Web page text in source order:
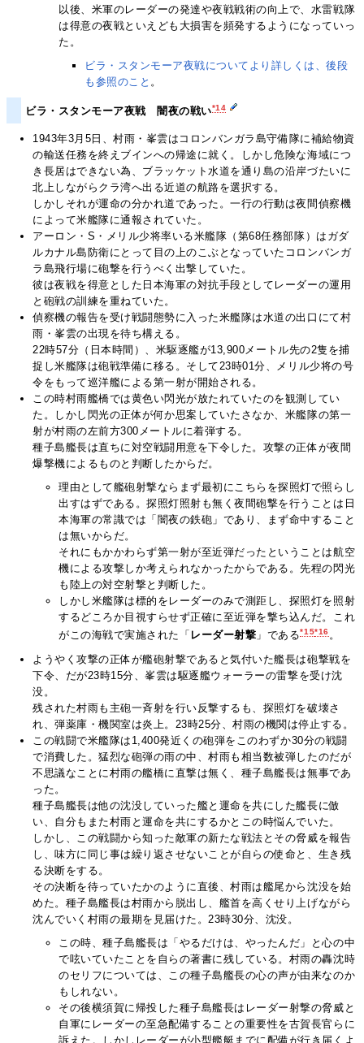
以後、米軍のレーダーの発達や夜戦戦術の向上で、水雷戦隊
は得意の夜戦といえども大損害を頻発するようになっていっ
た。
ビラ・スタンモーア夜戦についてより詳しくは、後段
も参照のこと 。
ビラ・スタンモーア夜戦 闇夜の戦い*14
1943年3月5日、村雨・峯雲はコロンバンガラ島守備隊に補給物資
の輸送任務を終えブインへの帰途に就く。しかし危険な海域につ
き長居はできない為、ブラッケット水道を通り島の沿岸づたいに
北上しながらクラ湾へ出る近道の航路を選択する。
しかしそれが運命の分かれ道であった。一行の行動は夜間偵察機
によって米艦隊に通報されていた。
アーロン・S・メリル少将率いる米艦隊（第68任務部隊）はガダ
ルカナル島防衛にとって目の上のこぶとなっていたコロンバンガ
ラ島飛行場に砲撃を行うべく出撃していた。
彼は夜戦を得意とした日本海軍の対抗手段としてレーダーの運用
と砲戦の訓練を重ねていた。
偵察機の報告を受け戦闘態勢に入った米艦隊は水道の出口にて村
雨・峯雲の出現を待ち構える。
22時57分（日本時間）、米駆逐艦が13,900メートル先の2隻を捕
捉し米艦隊は砲戦準備に移る。そして23時01分、メリル少将の号
令をもって巡洋艦による第一射が開始される。
この時村雨艦橋では黄色い閃光が放たれていたのを観測してい
た。しかし閃光の正体が何か思案していたさなか、米艦隊の第一
射が村雨の左前方300メートルに着弾する。
種子島艦長は直ちに対空戦闘用意を下令した。攻撃の正体が夜間
爆撃機によるものと判断したからだ。
理由として艦砲射撃ならまず最初にこちらを探照灯で照らし
出すはずである。探照灯照射も無く夜間砲撃を行うことは日
本海軍の常識では「闇夜の鉄砲」であり、まず命中すること
は無いからだ。
それにもかかわらず第一射が至近弾だったということは航空
機による攻撃しか考えられなかったからである。先程の閃光
も陸上の対空射撃と判断した。
しかし米艦隊は標的をレーダーのみで測距し、探照灯を照射
するどころか目視すらせず正確に至近弾を撃ち込んだ。これ
がこの海戦で実施された「 レーダー射撃 」である*15*16。
ようやく攻撃の正体が艦砲射撃であると気付いた艦長は砲撃戦を
下令、だが23時15分、峯雲は駆逐艦ウォーラーの雷撃を受け沈
没。
残された村雨も主砲一斉射を行い反撃するも、探照灯を破壊さ
れ、弾薬庫・機関室は炎上。23時25分、村雨の機関は停止する。
この戦闘で米艦隊は1,400発近くの砲弾をこのわずか30分の戦闘
で消費した。猛烈な砲弾の雨の中、村雨も相当数被弾したのだが
不思議なことに村雨の艦橋に直撃は無く、種子島艦長は無事であ
った。
種子島艦長は他の沈没していった艦と運命を共にした艦長に倣
い、自分もまた村雨と運命を共にするかとこの時悩んでいた。
しかし、この戦闘から知った敵軍の新たな戦法とその脅威を報告
し、味方に同じ事は繰り返させないことが自らの使命と、生き残
る決断をする。
その決断を待っていたかのように直後、村雨は艦尾から沈没を始
めた。種子島艦長は村雨から脱出し、艦首を高くせり上げながら
沈んでいく村雨の最期を見届けた。23時30分、沈没。
この時、種子島艦長は「やるだけは、やったんだ」と心の中
で呟いていたことを自らの著書に残している。村雨の轟沈時
のセリフについては、この種子島艦長の心の声が由来なのか
もしれない。
その後横須賀に帰投した種子島艦長はレーダー射撃の脅威と
自軍にレーダーの至急配備することの重要性を古賀長官らに
訴えた。しかしレーダーが小型艦艇までに配備が行き届くよ